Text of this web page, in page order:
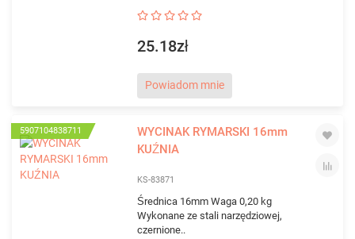
25.18zł
Powiadom mnie
5907104838711
WYCINAK RYMARSKI 16mm
KUŹNIA
KS-83871
Średnica 16mm Waga 0,20 kg
Wykonane ze stali narzędziowej,
czernione..